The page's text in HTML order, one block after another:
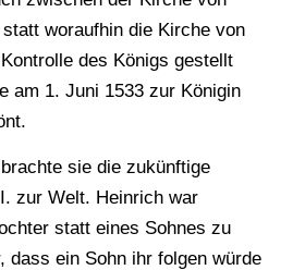
woraufhin die Kirche von
des Königs gestellt
am 1. Juni 1533 zur Königin
sie die zukünftige
zur Welt. Heinrich war
statt eines Sohnes zu
dass ein Sohn ihr folgen würde